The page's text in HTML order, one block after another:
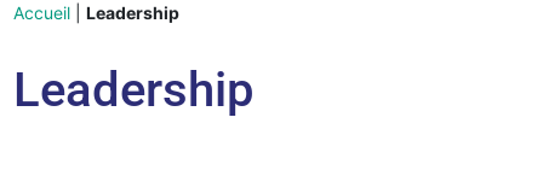
Accueil |Leadership
Leadership